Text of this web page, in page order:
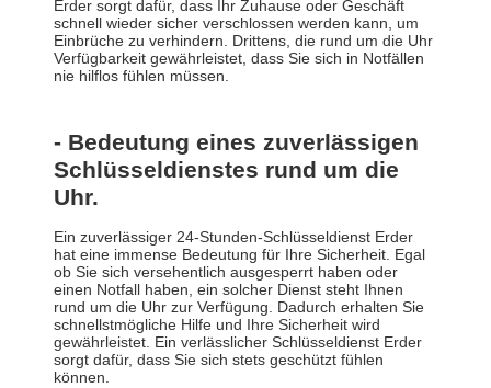
Erder sorgt dafür, dass Ihr Zuhause oder Geschäft
schnell wieder sicher verschlossen werden kann, um
Einbrüche zu verhindern. Drittens, die rund um die Uhr
Verfügbarkeit gewährleistet, dass Sie sich in Notfällen
nie hilflos fühlen müssen.
- Bedeutung eines zuverlässigen
Schlüsseldienstes rund um die
Uhr.
Ein zuverlässiger 24-Stunden-Schlüsseldienst Erder
hat eine immense Bedeutung für Ihre Sicherheit. Egal
ob Sie sich versehentlich ausgesperrt haben oder
einen Notfall haben, ein solcher Dienst steht Ihnen
rund um die Uhr zur Verfügung. Dadurch erhalten Sie
schnellstmögliche Hilfe und Ihre Sicherheit wird
gewährleistet. Ein verlässlicher Schlüsseldienst Erder
sorgt dafür, dass Sie sich stets geschützt fühlen
können.